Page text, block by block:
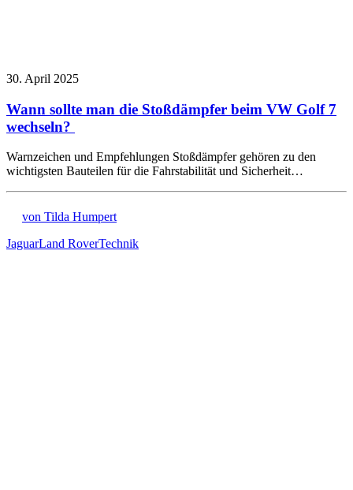
30. April 2025
Wann sollte man die Stoßdämpfer beim VW Golf 7
wechseln?
Warnzeichen und Empfehlungen Stoßdämpfer gehören zu den
wichtigsten Bauteilen für die Fahrstabilität und Sicherheit…
von Tilda Humpert
JaguarLand RoverTechnik